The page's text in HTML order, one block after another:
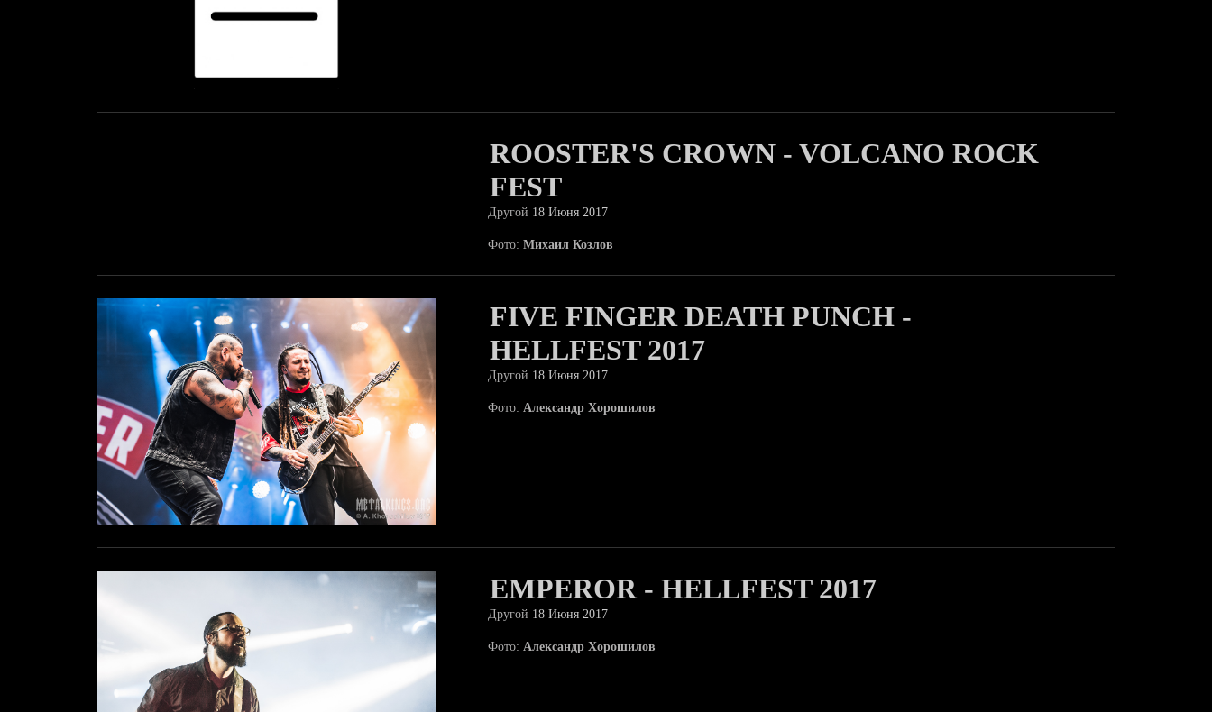
ROOSTER'S CROWN - VOLCANO ROCK
FEST
Другой 18 Июня 2017
Фото: Михаил Козлов
FIVE FINGER DEATH PUNCH -
HELLFEST 2017
Другой 18 Июня 2017
Фото: Александр Хорошилов
EMPEROR - HELLFEST 2017
Другой 18 Июня 2017
Фото: Александр Хорошилов